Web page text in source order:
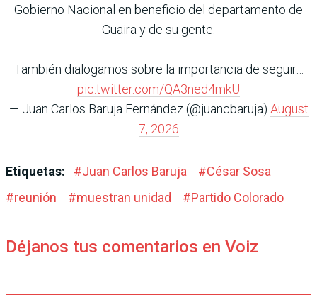
Gobierno Nacional en beneficio del departamento de
Guaira y de su gente.
También dialogamos sobre la importancia de seguir…
pic.twitter.com/QA3ned4mkU
— Juan Carlos Baruja Fernández (@juancbaruja) August
7, 2026
Etiquetas: #Juan Carlos Baruja #César Sosa
#reunión #muestran unidad #Partido Colorado
Déjanos tus comentarios en Voiz